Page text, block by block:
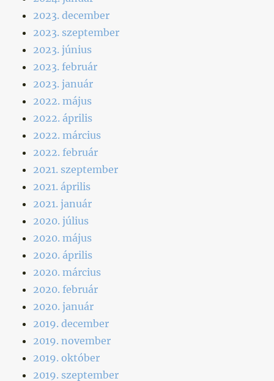
2023. december
2023. szeptember
2023. június
2023. február
2023. január
2022. május
2022. április
2022. március
2022. február
2021. szeptember
2021. április
2021. január
2020. július
2020. május
2020. április
2020. március
2020. február
2020. január
2019. december
2019. november
2019. október
2019. szeptember